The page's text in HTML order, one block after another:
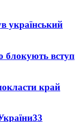
український
блокують вступ
край
33